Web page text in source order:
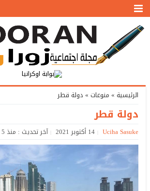
الرئيسية » منوعات »دولة قطر
دولة قطر
Uciha Sasuke 14 أكتوبر 2021 آخر تحديث : منذ 5 سنوات